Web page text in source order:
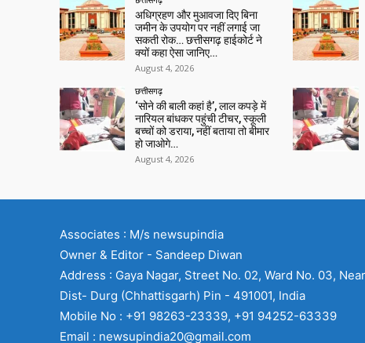
अधिग्रहण और मुआवजा दिए बिना
जमीन के उपयोग पर नहीं लगाई जा
सकती रोक… छत्तीसगढ़ हाईकोर्ट ने
क्यों कहा ऐसा जानिए…
August 4, 2026
छत्तीसगढ़
‘सोने की बाली कहां है’, लाल कपड़े में
नारियल बांधकर पहुंची टीचर, स्कूली
बच्चों को डराया, नहीं बताया तो बीमार
हो जाओगे…
August 4, 2026
Associates : M/s newsupindia
Owner & Editor - Sandeep Diwan
Address : Gaya Nagar, Street No. 02, Ward No. 03,
Dist- Durg (Chhattisgarh) Pin - 491001, India
Mobile No : +91 98263-23339, +91 94252-63339
Email : newsupindia20@gmail.com